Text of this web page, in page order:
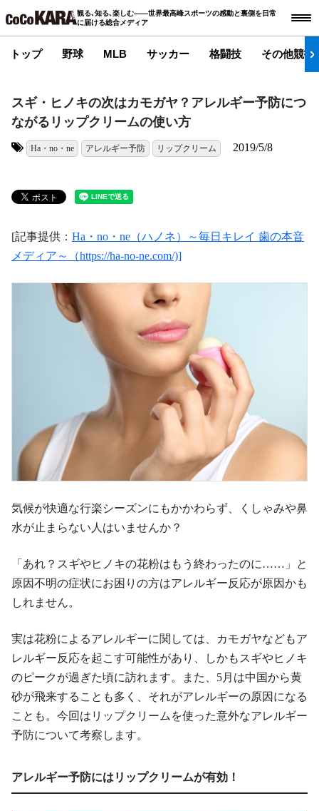
観る､知る､楽しむ――世界最高峰スポーツの感動と裏側を日常
に届ける総合メディア
トップ 野球 MLB サッカー 格闘技 その他競技
スギ・ヒノキの次はカモガヤ？アレルギー予防につ
ながるリップクリームの使い方
Ha・no・ne アレルギー予防 リップクリーム 2019/5/8
[記事提供： Ha・no・ne（ハノネ）～毎日キレイ 歯の本音
メディア～（https://ha-no-ne.com/)]
気候が快適な行楽シーズンにもかかわらず、くしゃみや鼻
水が止まらない人はいませんか？
「あれ？スギやヒノキの花粉はもう終わったのに……」と
原因不明の症状にお困りの方はアレルギー反応が原因かも
しれません。
実は花粉によるアレルギーに関しては、カモガヤなどもア
レルギー反応を起こす可能性があり、しかもスギやヒノキ
のピークが過ぎた頃に訪れます。また、5月は中国から黄
砂が飛来することも多く、それがアレルギーの原因になる
ことも。今回はリップクリームを使った意外なアレルギー
予防について考察します。
アレルギー予防にはリップクリームが有効！